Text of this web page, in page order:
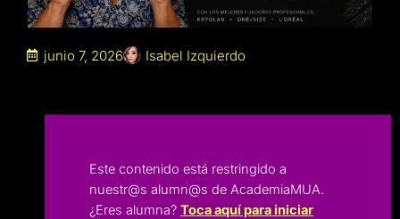
junio 7, 2026 Isabel Izquierdo
Este contenido está restringido a
nuestr@s alumn@s de AcademiaMUA.
¿Eres alumna? Toca aquí para iniciar